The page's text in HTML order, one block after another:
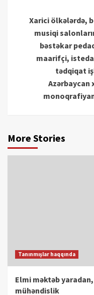
Xarici ölkələrdə,
musiqi
bəstəkar
maarifçi,
tədqiqat
More Stories
Tanınmışlar haqqında
Elmi məktəb yaradan,
mühəndislik